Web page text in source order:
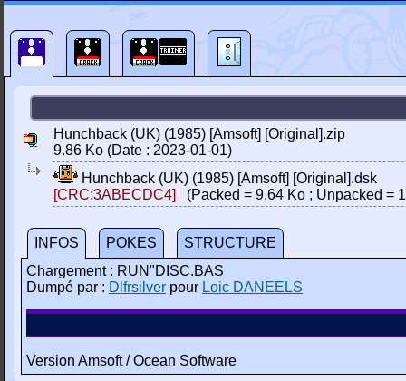
Hunchback (UK) (1985) [Amsoft] [Original].zip
9.86 Ko (Date : 2023-01-01)
Hunchback (UK) (1985) [Amsoft] [Original].dsk
[CRC:3ABECDC4]
(Packed = 9.64 Ko ; Unpacked =
INFOS POKES
STRUCTURE
Chargement : RUN"DISC.BAS
Dumpé par : Dlfrsilver pour Loic DANEELS
Version Amsoft / Ocean Software